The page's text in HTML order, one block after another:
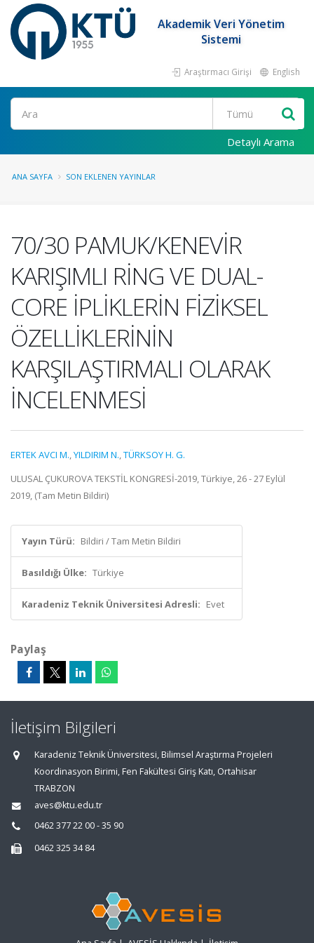
Akademik Veri Yönetim
Sistemi
Araştırmacı Girişi English
Ara
Detaylı Arama
ANA SAYFA SON EKLENEN YAYINLAR
70/30 PAMUK/KENEVİR
KARIŞIMLI RİNG VE DUAL-
CORE İPLİKLERİN FİZİKSEL
ÖZELLİKLERİNİN
KARŞILAŞTIRMALI OLARAK
İNCELENMESİ
ERTEK AVCI M.,YILDIRIM N.,TÜRKSOY H. G.
ULUSAL ÇUKUROVA TEKSTİL KONGRESİ-2019, Türkiye, 26 - 27 Eylül
2019, (Tam Metin Bildiri)
Yayın Türü: Bildiri / Tam Metin Bildiri
Basıldığı Ülke: Türkiye
Karadeniz Teknik Üniversitesi Adresli: Evet
Paylaş
İletişim Bilgileri
Karadeniz Teknik Üniversitesi, Bilimsel Araştırma Projeleri
Koordinasyon Birimi, Fen Fakültesi Giriş Katı, Ortahisar
TRABZON
aves@ktu.edu.tr
0462 377 22 00 - 35 90
0462 325 34 84